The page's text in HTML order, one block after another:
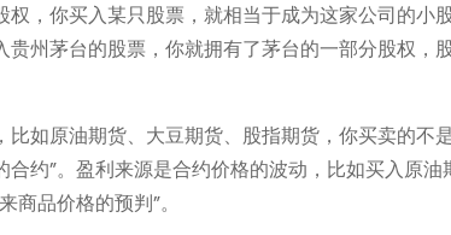
权，你买入某只股票，就相当于成为这家公司的小
州茅台的股票，你就拥有了茅台的一部分股权，
如原油期货、大豆期货、股指期货，你买卖的不
约”。盈利来源是合约价格的波动，比如买入原
商品价格的预判”。